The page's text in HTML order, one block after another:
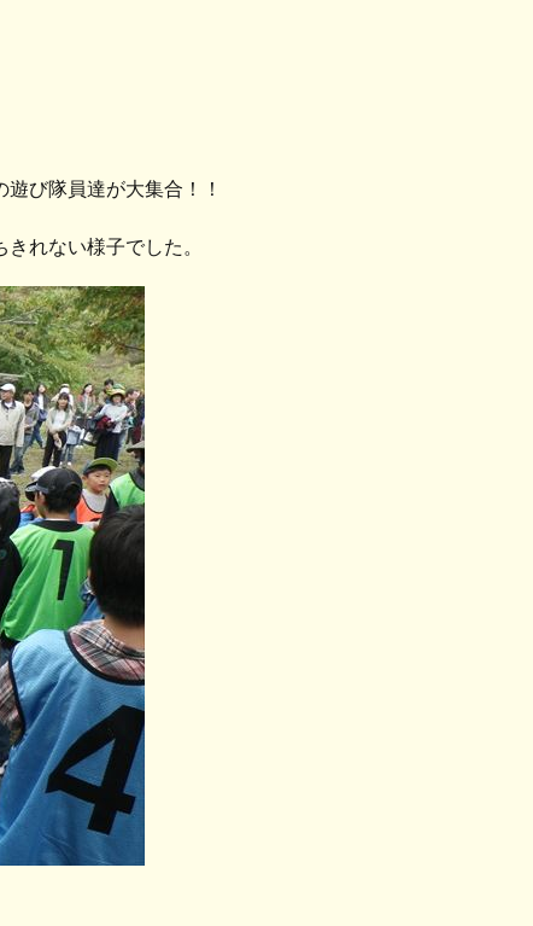
び隊員達が大集合！！
れない様子でした。